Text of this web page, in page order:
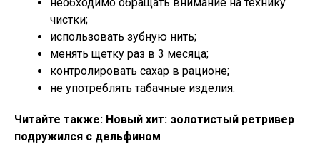
чистки;
использовать зубную нить;
менять щетку раз в 3 месяца;
контролировать сахар в рационе;
не употреблять табачные изделия.
Читайте также: Новый хит: золотистый ретривер
подружился с дельфином